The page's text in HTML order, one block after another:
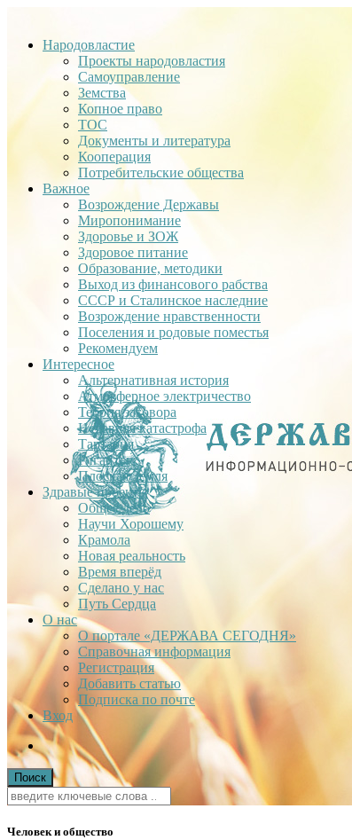
Народовластие
Проекты народовластия
Самоуправление
Земства
Копное право
ТОС
Документы и литература
Кооперация
Потребительские общества
Важное
Возрождение Державы
Миропонимание
Здоровье и ЗОЖ
Здоровое питание
Образование, методики
Выход из финансового рабства
СССР и Сталинское наследние
Возрождение нравственности
Поселения и родовые поместья
Рекомендуем
Интересное
Альтернативная история
Атмосферное электричество
Теория заговора
Недавняя катастрофа
Тартария
Гиганты
Плоская Земля
Здравые проекты
Общее дело
Научи Хорошему
Крамола
Новая реальность
Время вперёд
Сделано у нас
Путь Сердца
О нас
О портале «ДЕРЖАВА СЕГОДНЯ»
Справочная информация
Регистрация
Добавить статью
Подписка по почте
Вход
Человек и общество